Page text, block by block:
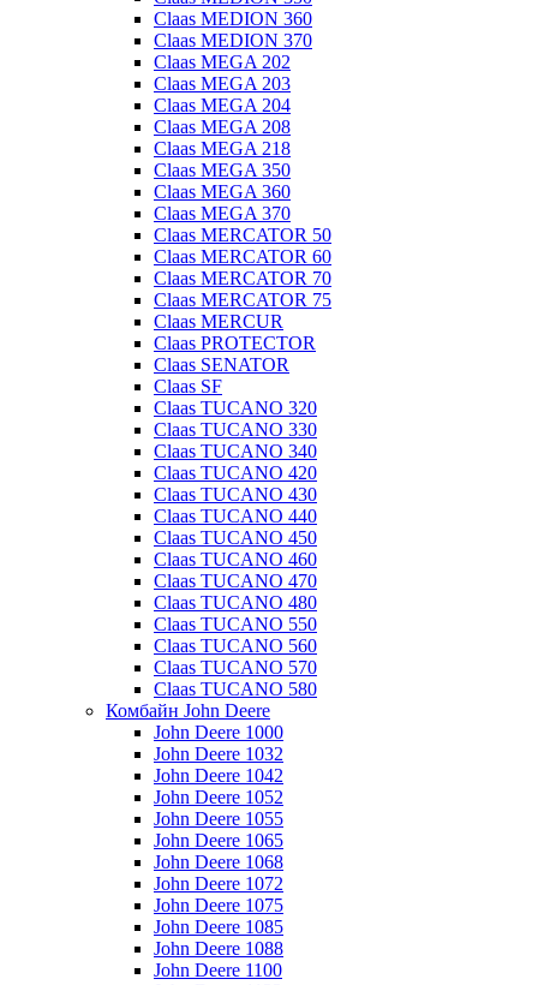
Claas MEDION 360
Claas MEDION 370
Claas MEGA 202
Claas MEGA 203
Claas MEGA 204
Claas MEGA 208
Claas MEGA 218
Claas MEGA 350
Claas MEGA 360
Claas MEGA 370
Claas MERCATOR 50
Claas MERCATOR 60
Claas MERCATOR 70
Claas MERCATOR 75
Claas MERCUR
Claas PROTECTOR
Claas SENATOR
Claas SF
Claas TUCANO 320
Claas TUCANO 330
Claas TUCANO 340
Claas TUCANO 420
Claas TUCANO 430
Claas TUCANO 440
Claas TUCANO 450
Claas TUCANO 460
Claas TUCANO 470
Claas TUCANO 480
Claas TUCANO 550
Claas TUCANO 560
Claas TUCANO 570
Claas TUCANO 580
Комбайн John Deere
John Deere 1000
John Deere 1032
John Deere 1042
John Deere 1052
John Deere 1055
John Deere 1065
John Deere 1068
John Deere 1072
John Deere 1075
John Deere 1085
John Deere 1088
John Deere 1100